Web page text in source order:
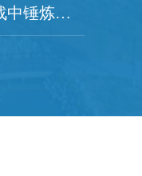
宁夏新闻网|银川能源学院引领学生在赛场实战中锤炼真本领